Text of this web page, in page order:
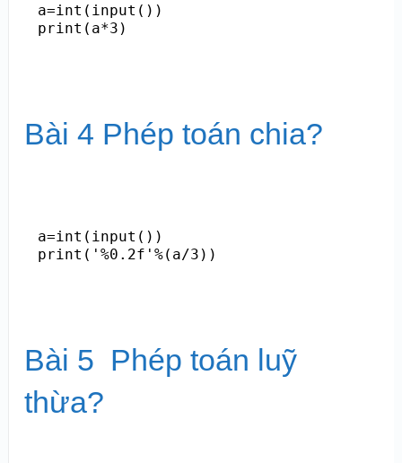
a=int(input())
print(a*3)
Bài 4 Phép toán chia?
a=int(input())
print('%0.2f'%(a/3))
Bài 5 Phép toán luỹ
thừa?